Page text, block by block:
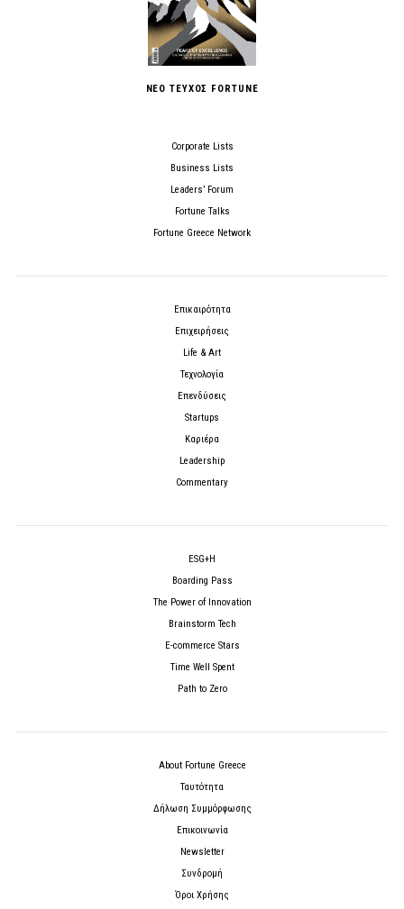
ΝΕΟ ΤΕΥΧΟΣ FORTUNE
Corporate Lists
Business Lists
Leaders’ Forum
Fortune Talks
Fortune Greece Network
Επικαιρότητα
Επιχειρήσεις
Life & Art
Τεχνολογία
Επενδύσεις
Startups
Καριέρα
Leadership
Commentary
ESG+H
Boarding Pass
The Power of Innovation
Brainstorm Tech
E-commerce Stars
Time Well Spent
Path to Zero
About Fortune Greece
Ταυτότητα
Δήλωση Συμμόρφωσης
Επικοινωνία
Newsletter
Συνδρομή
Όροι Χρήσης